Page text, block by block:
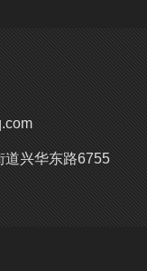
道兴华东路6755